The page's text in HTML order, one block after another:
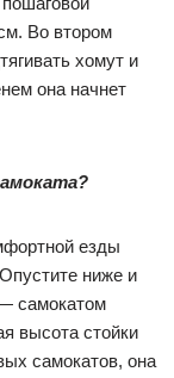
Во втором
хомут и
она начнет
езды
ниже и
самокатом
высота стойки
самокатов, она